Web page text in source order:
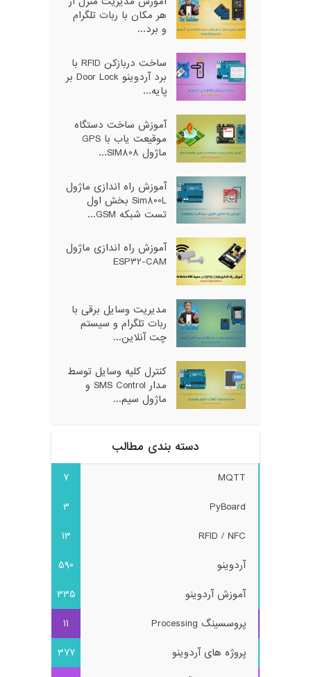
هر مکان با ربات تلگرام
و برد...
ساخت دربازکن RFID با
برد آردوینو Door Lock بر
پایه...
آموزش ساخت دستگاه
موقیعت یاب با GPS
ماژول SIM808...
آموزش راه اندازی ماژول
Sim800L بخش اول
تست شبکه GSM...
آموزش راه اندازی ماژول
ESP32-CAM
مدیریت وسایل برقی با
ربات تلگرام و سیستم
چت آنلاین...
کنترل کلیه وسایل توسط
مدار SMS Control و
ماژول سیم...
دسته بندی مطالب
MQTT
7
PyBoard
3
RFID / NFC
13
آردوینو
590
آموزش آردوینو
335
پروسسینگ Processing
11
پروژه های آردوینو
377